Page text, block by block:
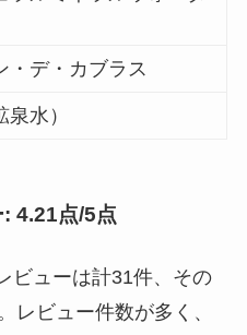
・デ・カブラス
泉水）
4.21点/5点
ビューは計31件、その
レビュー件数が多く、